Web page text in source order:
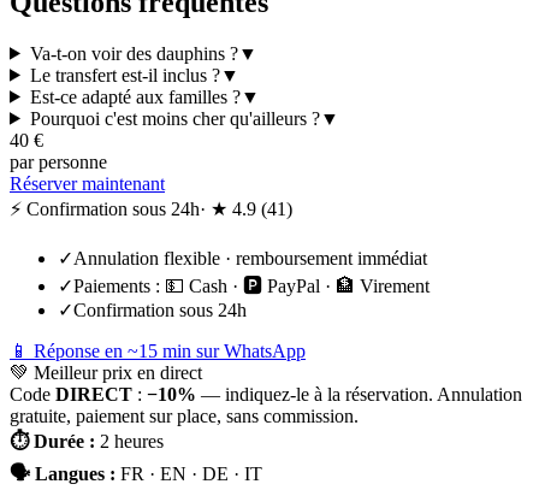
Va-t-on voir des dauphins ?▼
Le transfert est-il inclus ?▼
Est-ce adapté aux familles ?▼
Pourquoi c'est moins cher qu'ailleurs ?▼
40 €
par personne
Réserver maintenant
⚡ Confirmation sous 24h· ★ 4.9 (41)
✓Annulation flexible · remboursement immédiat
✓Paiements : 💵 Cash · 🅿️ PayPal · 🏦 Virement
✓Confirmation sous 24h
📱 Réponse en ~15 min sur WhatsApp
💚 Meilleur prix en direct
Code DIRECT : −10% — indiquez-le à la réservation. Annulation
gratuite, paiement sur place, sans commission.
⏱Durée : 2 heures
🗣 Langues : FR · EN · DE · IT